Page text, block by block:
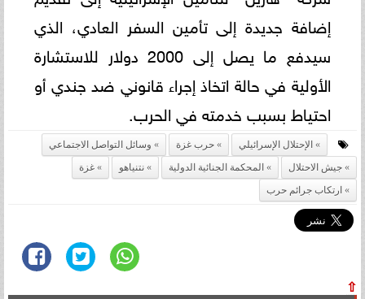
إضافة جديدة إلى تأمين السفر العادي، الذي
سيدفع ما يصل إلى 2000 دولار للاستشارة
الأولية في حالة اتخاذ إجراء قانوني ضد جندي أو
احتياط بسبب خدمته في الحرب.
الإحتلال الإسرائيلي حرب غزة
وسائل التواصل الاجتماعي
جيش الاحتلال
المحكمة الجنائية الدولية نتنياهو
غزة
ارتكاب جرائم حرب
⇧